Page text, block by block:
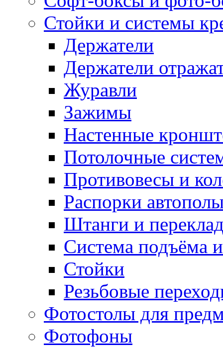
Стойки и системы
Держатели
Держатели
Журавли
Зажимы
Настенные
Потолочные
Противовесы и
Распорки
Штанги и
Система подъёма
Стойки
Резьбовые
Фотостолы для
Фотофоны